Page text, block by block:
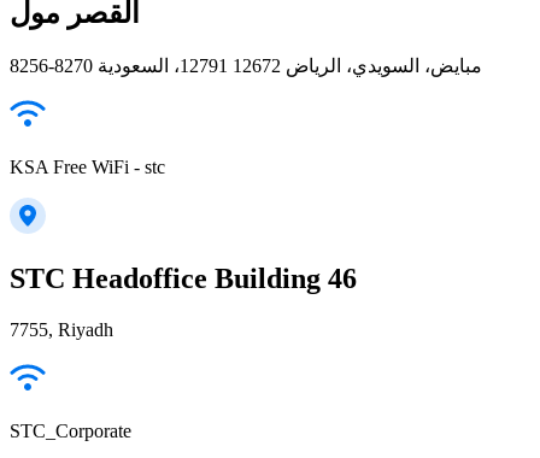
القصر مول
8256-8270 مبايض، السويدي، الرياض 12791 12672، السعودية
KSA Free WiFi - stc
STC Headoffice Building 46
7755, Riyadh
STC_Corporate